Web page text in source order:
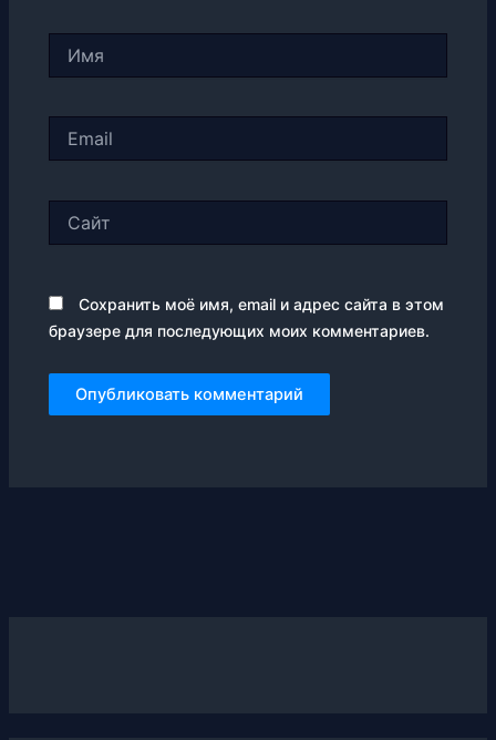
Сохранить моё имя, email и адрес сайта в этом
браузере для последующих моих комментариев.